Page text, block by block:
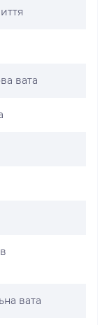
вата
вата